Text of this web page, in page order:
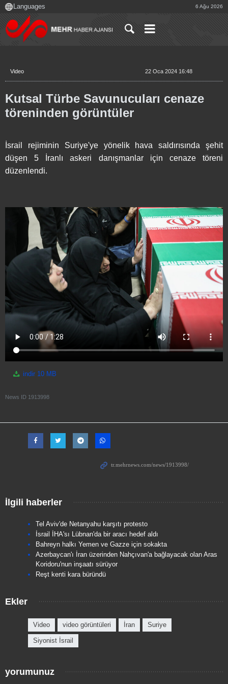
6 Ağu 2026
Video 22 Oca 2024 16:48
Kutsal Türbe Savunucuları cenaze
töreninden görüntüler
İsrail rejiminin Suriye'ye yönelik hava saldırısında şehit
düşen 5 İranlı askeri danışmanlar için cenaze töreni
düzenlendi.
indir 10 MB
News ID 1913998
İlgili haberler
Tel Aviv'de Netanyahu karşıtı protesto
İsrail İHA'sı Lübnan'da bir aracı hedef aldı
Bahreyn halkı Yemen ve Gazze için sokakta
Azerbaycan'ı İran üzerinden Nahçıvan'a bağlayacak olan Aras
Koridoru'nun inşaatı sürüyor
Reşt kenti kara büründü
Ekler
Video video görüntüleri İran Suriye
Siyonist İsrail
yorumunuz